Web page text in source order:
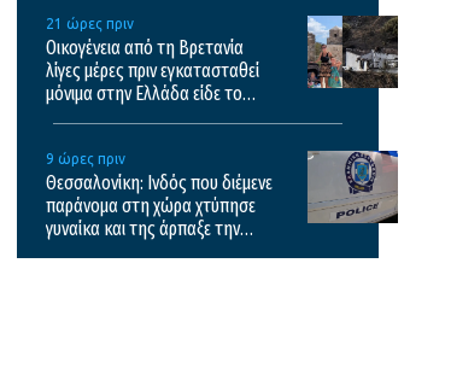
21 ώρες πριν
Οικογένεια από τη Βρετανία
λίγες μέρες πριν εγκατασταθεί
μόνιμα στην Ελλάδα είδε το
9 ώρες πριν
Θεσσαλονίκη: Ινδός που διέμενε
παράνομα στη χώρα χτύπησε
γυναίκα και της άρπαξε την